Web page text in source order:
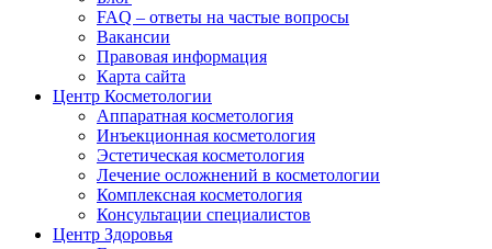
FAQ – ответы на частые вопросы
Вакансии
Правовая информация
Карта сайта
Центр Косметологии
Аппаратная косметология
Инъекционная косметология
Эстетическая косметология
Лечение осложнений в косметологии
Комплексная косметология
Консультации специалистов
Центр Здоровья